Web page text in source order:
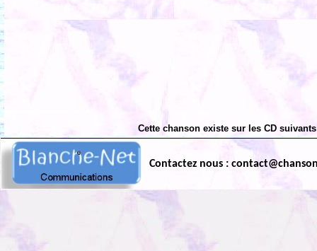
Cette chanson existe sur les CD
Contactez nous :